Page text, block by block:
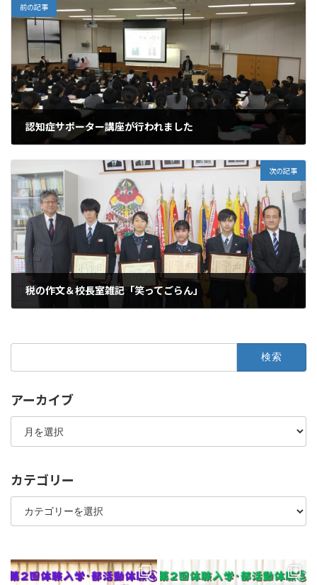
前の記事
認知症サポーター講座が行われました
次の記事
税の作文＆校長室雑記「笑ってごらん」
アーカイブ
ア
カ
ブ
カテゴリー
カ
ゴ